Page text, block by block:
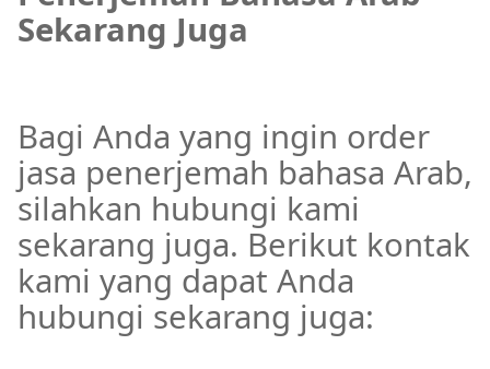
Sekarang Juga
Bagi Anda yang ingin order
jasa penerjemah bahasa Arab,
silahkan hubungi kami
sekarang juga. Berikut kontak
kami yang dapat Anda
hubungi sekarang juga: